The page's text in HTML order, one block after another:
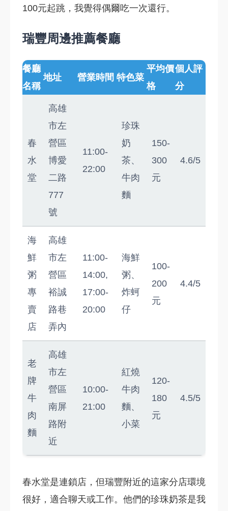
100元起跳，我覺得偶爾吃一次還行。
瑞豐周邊推薦餐廳
餐廳
名稱
地址 營業時間 特色菜
平均價
格
個人評
分
春
水
堂
高雄
市左
營區
博愛
二路
777
號
11:00-
22:00
珍珠
奶
茶、
牛肉
麵
150-
300
元
4.6/5
海
鮮
粥
專
賣
店
高雄
市左
營區
裕誠
路巷
弄內
11:00-
14:00,
17:00-
20:00
海鮮
粥、
炸蚵
仔
100-
200
元
4.4/5
老
牌
牛
肉
麵
高雄
市左
營區
南屏
路附
近
10:00-
21:00
紅燒
牛肉
麵、
小菜
120-
180
元
4.5/5
春水堂是連鎖店，但瑞豐附近的這家分店環境
很好，適合聊天或工作。他們的珍珠奶茶是我